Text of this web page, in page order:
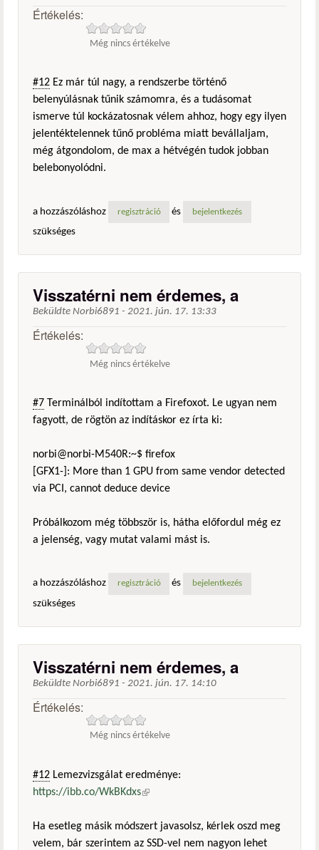
Értékelés:
Még nincs értékelve
#12 Ez már túl nagy, a rendszerbe történő
belenyúlásnak tűnik számomra, és a tudásomat
ismerve túl kockázatosnak vélem ahhoz, hogy egy ilyen
jelentéktelennek tűnő probléma miatt bevállaljam,
még átgondolom, de max a hétvégén tudok jobban
belebonyolódni.
a hozzászóláshoz regisztráció és bejelentkezés
szükséges
Visszatérni nem érdemes, a
Beküldte Norbi6891 - 2021. jún. 17. 13:33
Értékelés:
Még nincs értékelve
#7 Terminálból indítottam a Firefoxot. Le ugyan nem
fagyott, de rögtön az indításkor ez írta ki:
norbi@norbi-M540R:~$ firefox
[GFX1-]: More than 1 GPU from same vendor detected
via PCI, cannot deduce device
Próbálkozom még többször is, hátha előfordul még ez
a jelenség, vagy mutat valami mást is.
a hozzászóláshoz regisztráció és bejelentkezés
szükséges
Visszatérni nem érdemes, a
Beküldte Norbi6891 - 2021. jún. 17. 14:10
Értékelés:
Még nincs értékelve
#12 Lemezvizsgálat eredménye:
https://ibb.co/WkBKdxs(külső hivatkozás)
Ha esetleg másik módszert javasolsz, kérlek oszd meg
velem, bár szerintem az SSD-vel nem nagyon lehet